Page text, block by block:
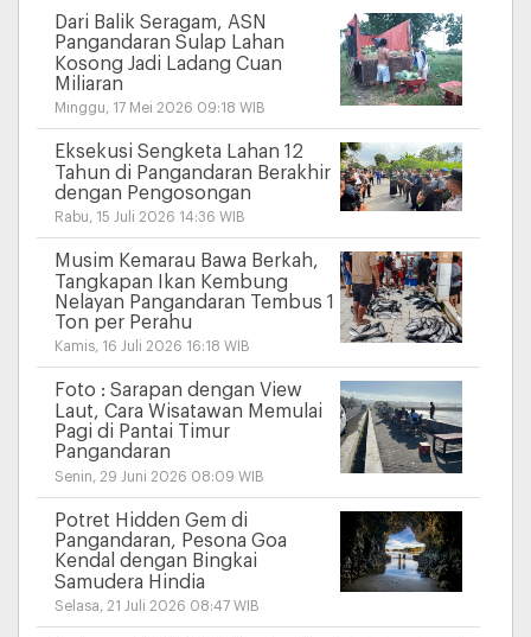
Dari Balik Seragam, ASN
Pangandaran Sulap Lahan
Kosong Jadi Ladang Cuan
Miliaran
Minggu, 17 Mei 2026 09:18 WIB
Eksekusi Sengketa Lahan 12
Tahun di Pangandaran Berakhir
dengan Pengosongan
Rabu, 15 Juli 2026 14:36 WIB
Musim Kemarau Bawa Berkah,
Tangkapan Ikan Kembung
Nelayan Pangandaran Tembus 1
Ton per Perahu
Kamis, 16 Juli 2026 16:18 WIB
Foto : Sarapan dengan View
Laut, Cara Wisatawan Memulai
Pagi di Pantai Timur
Pangandaran
Senin, 29 Juni 2026 08:09 WIB
Potret Hidden Gem di
Pangandaran, Pesona Goa
Kendal dengan Bingkai
Samudera Hindia
Selasa, 21 Juli 2026 08:47 WIB